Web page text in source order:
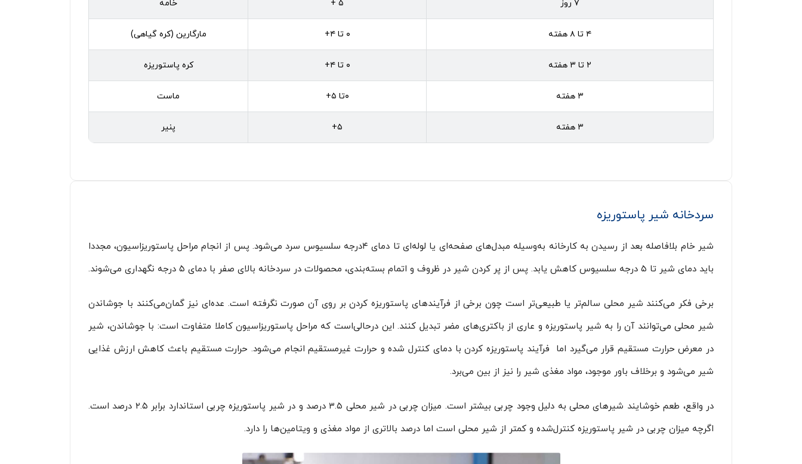
۷ روز ۵ + خامه
۴ تا ۸ هفته ۰ تا ۴+ مارگارین (کره گیاهی)
۲ تا ۳ هفته ۰ تا ۴+ کره پاستوریزه
۳ هفته ۰تا ۵+ ماست
۳ هفته ۵+ پنیر
سردخانه شیر پاستوریزه
شیر خام بلافاصله بعد از رسیدن به کارخانه به‌وسیله مبدل‌های صفحه‌ای یا لوله‌ای تا دمای ۴درجه سلسیوس سرد می‌شود. پس از انجام مراحل پاستوریزاسیون، مجددا
باید دمای شیر تا ۵ درجه سلسیوس کاهش یابد. پس از پر کردن شیر در ظروف و اتمام بسته‌بندی، محصولات در سردخانه بالای صفر با دمای ۵ درجه نگهداری می‌شوند.
برخی فکر می‌کنند شیر محلی سالم‌‌تر یا طبیعی‌تر است چون برخی از فرآیندهای پاستوریزه کردن بر روی آن صورت نگرفته است. عده‌ای نیز گمان‌می‌کنند با جوشاندن
شیر محلی می‌توانند آن را به شیر پاستوریزه و عاری از باکتری‌های مضر تبدیل کنند. این درحالی‌است که مراحل پاستوریزاسیون کاملا متفاوت است: با جوشاندن، شیر
در معرض حرارت مستقیم قرار می‌گیرد اما فرآیند پاستوریزه کردن با دمای کنترل شده و حرارت غیرمستقیم انجام می‌شود. حرارت مستقیم باعث کاهش ارزش غذایی
شیر می‌شود و برخلاف باور موجود، مواد مغذی شیر را نیز از بین می‌برد.
در واقع، طعم خوشایند شیرهای محلی به دلیل وجود چربی بیشتر است. میزان چربی در شیر محلی ۳.۵ درصد و در شیر پاستوریزه چربی استاندارد برابر ۲.۵ درصد است.
اگرچه میزان چربی در شیر پاستوریزه کنترل‌شده و کمتر از شیر محلی است اما درصد بالاتری از مواد مغذی و ویتامین‌ها را دارد.